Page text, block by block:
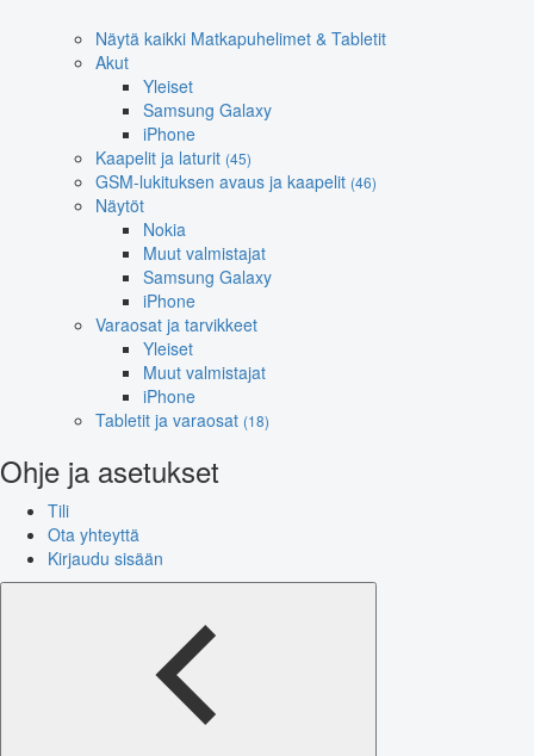
Näytä kaikki Matkapuhelimet & Tabletit
Akut
Yleiset
Samsung Galaxy
iPhone
Kaapelit ja laturit (45)
GSM-lukituksen avaus ja kaapelit (46)
Näytöt
Nokia
Muut valmistajat
Samsung Galaxy
iPhone
Varaosat ja tarvikkeet
Yleiset
Muut valmistajat
iPhone
Tabletit ja varaosat (18)
Ohje ja asetukset
Tili
Ota yhteyttä
Kirjaudu sisään